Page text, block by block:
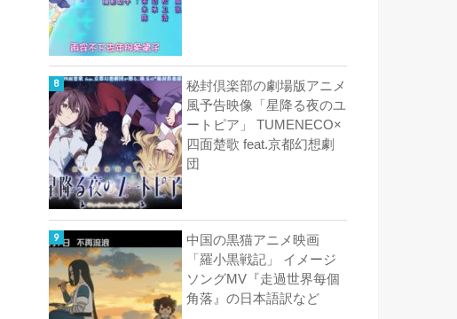
秘封倶楽部の劇場版アニメ
風予告映像「星降る夜のユ
ートピア」 TUMENECO×
四面楚歌 feat.京都幻想劇
団
中国の黒猫アニメ映画
「羅小黒戦記」 イメージ
ソングMV『走過世界每個
角落』の日本語訳など